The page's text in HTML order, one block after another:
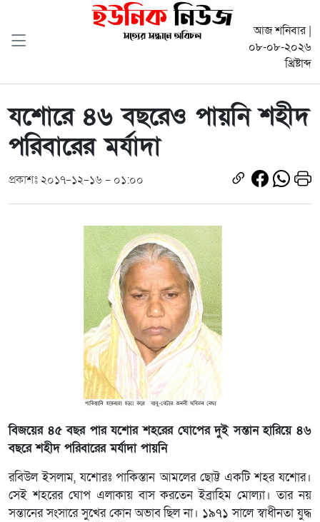
আজ শনিবার |
০৮-০৮-২০২৬
খ্রিষ্টাব্দ
যশোরে ৪৬ বছরেও পায়নি শহীদ
পরিবারের মর্যাদা
প্রকাশঃ ২০১৭-১২-১৬ - ০১:০০
বিজয়ের ৪৫ বছর পার যশোর শহরের ঘোপের দুই সন্তান হারিয়ে ৪৬
বছরে শহীদ পরিবারের মর্যাদা পায়নি
রবিউল ইসলাম, যশোরঃ পাকিস্তান আমলের ছোট্ট একটি শহর যশোর।
সেই শহরের ঘোপ এলাকায় বাস করতেন ইব্রাহিম মোল্যা। তার নয়
সন্তানের সংসারে সুখের কোন অভাব ছিল না। ১৯৭১ সালে স্বাধীনতা যুদ্ধ